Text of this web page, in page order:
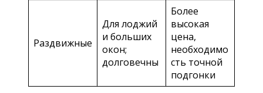
Раздвижные
Для лоджий
и больших
окон;
долговечны
Более
высокая
цена,
необходимо
сть точной
подгонки